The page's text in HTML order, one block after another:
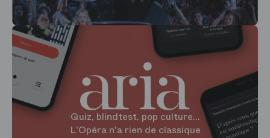
Quiz, blindtest, pop culture...
L'Opéra n'a rien de classique